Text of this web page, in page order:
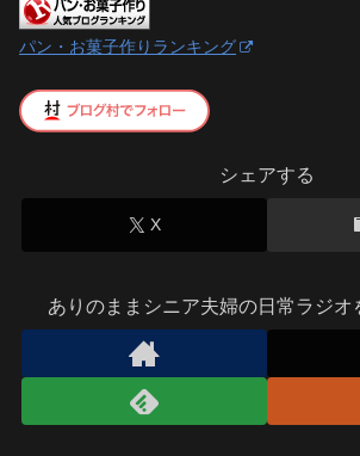
パン・お菓子作りランキング
シェアする
X
ありのままシニア夫婦の日常ラジオ